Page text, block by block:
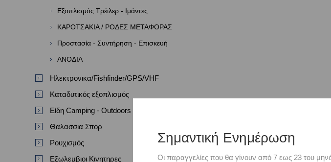
Εξοπλισμός Τρέιλερ - Ιμάντες
ΚΑΡΟΤΣΑΚΙΑ / ΡΟΔΕΣ ΜΕΤΑΦΟΡΑΣ
Προστασία - Συντήρηση - Επισκευή
ΑΝΟΔΙΑ
Ηλεκτρονικα/Fishfinder/GPS/VHF
Καταδυτικός εξοπλισμός
Είδη Camping - Outdoors
Θαλασσια Σπορ
Ρουχισμός
Εξωλεμβιοι Κινητηρες
Σημαντική Ενημέρωση
Οι παραγγελίες που θα γίνουν από 7 εως 23 του